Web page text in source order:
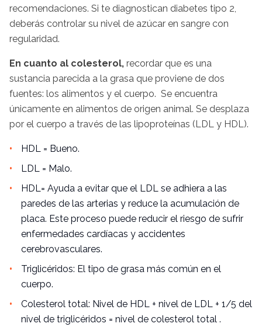
recomendaciones. Si te diagnostican diabetes tipo 2,
deberás controlar su nivel de azúcar en sangre con
regularidad.
En cuanto al colesterol, recordar que es una
sustancia parecida a la grasa que proviene de dos
fuentes: los alimentos y el cuerpo. Se encuentra
únicamente en alimentos de origen animal. Se desplaza
por el cuerpo a través de las lipoproteínas (LDL y HDL).
HDL = Bueno.
LDL = Malo.
HDL= Ayuda a evitar que el LDL se adhiera a las
paredes de las arterias y reduce la acumulación de
placa. Este proceso puede reducir el riesgo de sufrir
enfermedades cardíacas y accidentes
cerebrovasculares.
Triglicéridos: El tipo de grasa más común en el
cuerpo.
Colesterol total: Nivel de HDL + nivel de LDL + 1/5 del
nivel de triglicéridos = nivel de colesterol total .